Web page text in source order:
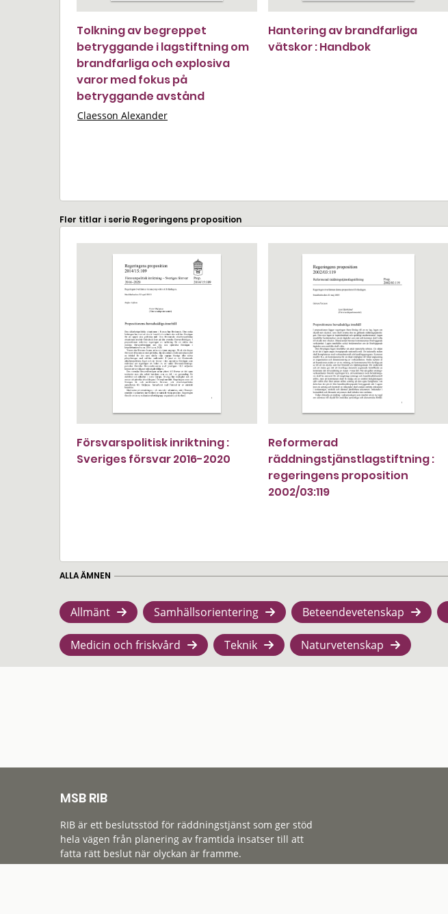
Tolkning av begreppet
betryggande i lagstiftning om
brandfarliga och explosiva
varor med fokus på
betryggande avstånd
Claesson Alexander
Hantering av brandfarliga
vätskor : Handbok
Fler titlar i serie Regeringens proposition
Försvarspolitisk inriktning :
Sveriges försvar 2016-2020
Reformerad
räddningstjänstlagstiftning :
regeringens proposition
2002/03:119
ALLA ÄMNEN
Allmänt Samhällsorientering Beteendevetenskap
Medicin och friskvård Teknik Naturvetenskap
MSB RIB
RIB är ett beslutsstöd för räddningstjänst som ger stöd
hela vägen från planering av framtida insatser till att
fatta rätt beslut när olyckan är framme.